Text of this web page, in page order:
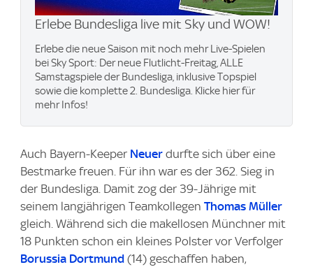
Erlebe Bundesliga live mit Sky und WOW​!
Erlebe die neue Saison mit noch mehr Live-Spielen
bei Sky Sport: Der neue Flutlicht-Freitag, ALLE
Samstagspiele der Bundesliga, inklusive Topspiel
sowie die komplette 2. Bundesliga. Klicke hier für
mehr Infos!
Auch Bayern-Keeper Neuer durfte sich über eine
Bestmarke freuen. Für ihn war es der 362. Sieg in
der Bundesliga. Damit zog der 39-Jährige mit
seinem langjährigen Teamkollegen Thomas Müller
gleich. Während sich die makellosen Münchner mit
18 Punkten schon ein kleines Polster vor Verfolger
Borussia Dortmund (14) geschaffen haben,